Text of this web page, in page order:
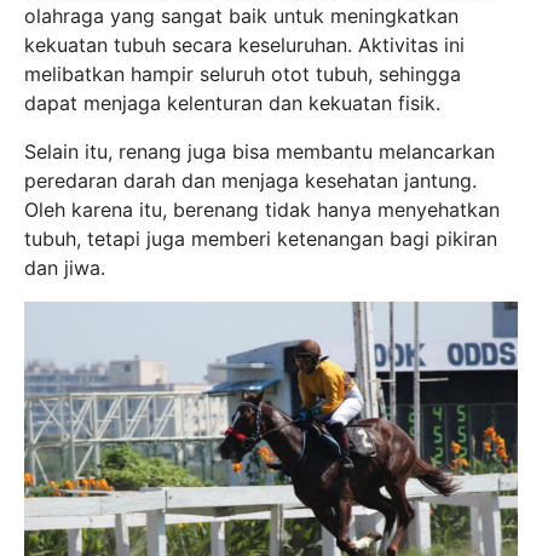
olahraga yang sangat baik untuk meningkatkan
kekuatan tubuh secara keseluruhan. Aktivitas ini
melibatkan hampir seluruh otot tubuh, sehingga
dapat menjaga kelenturan dan kekuatan fisik.
Selain itu, renang juga bisa membantu melancarkan
peredaran darah dan menjaga kesehatan jantung.
Oleh karena itu, berenang tidak hanya menyehatkan
tubuh, tetapi juga memberi ketenangan bagi pikiran
dan jiwa.